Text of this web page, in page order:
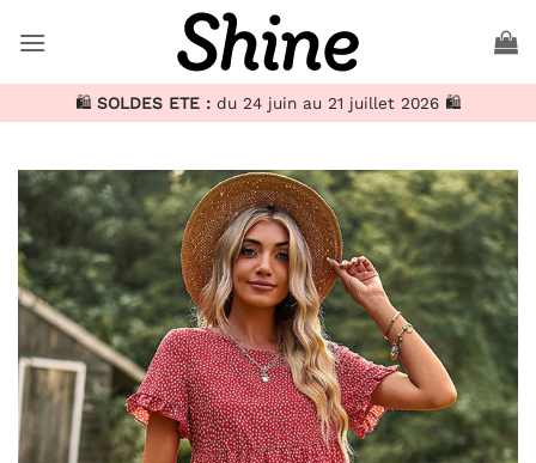
au
🛍️ SOLDES ETE : du 24 juin au 21 juillet 2026 🛍️